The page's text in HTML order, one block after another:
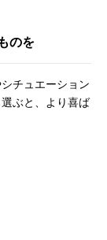
のを
チュエーション
ぶと、より喜ば